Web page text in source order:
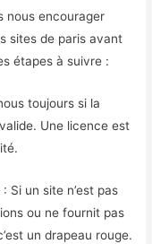
nous encourager
sites de paris avant
étapes à suivre :
toujours si la
Une licence est
: Si un site n’est pas
ou ne fournit pas
un drapeau rouge.